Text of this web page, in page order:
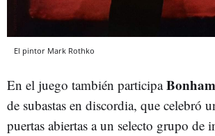
El pintor Mark Rothko
En el juego también participa
de subastas en discordia, que celebró
puertas abiertas a un selecto grupo de